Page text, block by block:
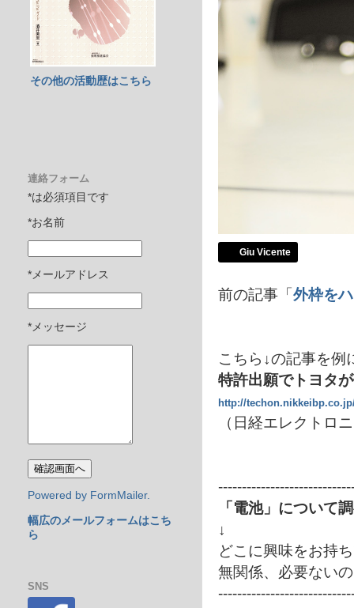
Giu Vicente
前の記事「外枠を
こちら↓の記事を例
特許出願でトヨタ
http://
（日経エレクト
「電池」について
↓
どこに興味をお持
無関係、必要ない
その他の活動歴はこちら
連絡フォーム
*は必須項目です
*お名前
*メールアドレス
*メッセージ
Powered by FormMailer.
幅広のメールフォームはこち
ら
SNS